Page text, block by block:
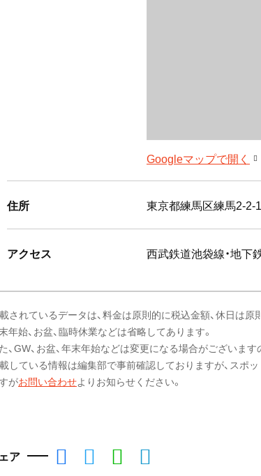
Googleマップで開く
住所 東京都練馬区練馬2-2-
アクセス 西武鉄道池袋線・地下
されているデータは、料金は原則的に税込金額、休日は原
年始、お盆、臨時休業などは省略してあります。
、GW、お盆、年末年始などは変更になる場合がございます
している情報は編集部で事前確認しておりますが、スポ
がお問い合わせよりお知らせください。
ア